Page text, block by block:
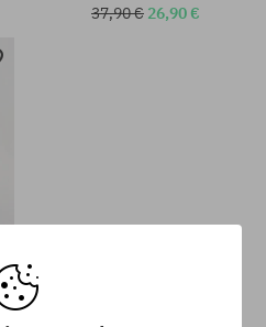
37,90 € 26,90 €